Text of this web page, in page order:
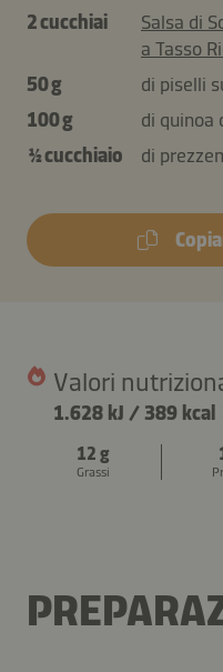
2 cucchiai
Salsa di
a Tasso
50 g
di piselli
100 g
di quinoa
½ cucchiaio
di
Valori
1.628 kJ / 389 kcal
12 g
Grassi